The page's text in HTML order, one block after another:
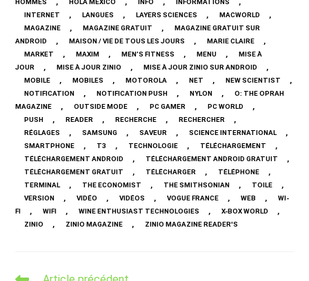
HOMMES HOLA MEXICO INFO INFORMATIONS
INTERNET , LANGUES , LAYERS SCIENCES , MACWORLD ,
MAGAZINE , MAGAZINE GRATUIT ,
MAGAZINE GRATUIT SUR
ANDROID
, MAISON / VIE DE TOUS LES JOURS , MARIE CLAIRE ,
MARKET , MAXIM , MEN’S FITNESS , MENU ,
MISE À
JOUR
, MISE À JOUR ZINIO , MISE À JOUR ZINIO SUR ANDROID ,
MOBILE , MOBILES , MOTOROLA , NET , NEW SCIENTIST ,
NOTIFICATION , NOTIFICATION PUSH , NYLON ,
O: THE OPRAH
MAGAZINE
, OUTSIDE MODE , PC GAMER , PC WORLD ,
PUSH , READER , RECHERCHE , RECHERCHER ,
RÉGLAGES , SAMSUNG , SAVEUR , SCIENCE INTERNATIONAL ,
SMARTPHONE , T3 , TECHNOLOGIE , TÉLÉCHARGEMENT ,
TÉLÉCHARGEMENT ANDROID , TÉLÉCHARGEMENT ANDROID GRATUIT ,
TÉLÉCHARGEMENT GRATUIT , TÉLÉCHARGER , TÉLÉPHONE ,
TERMINAL , THE ECONOMIST , THE SMITHSONIAN , TOILE ,
VERSION , VIDÉO , VIDÉOS , VOGUE FRANCE , WEB ,
WI-
FI
, WIFI , WINE ENTHUSIAST TECHNOLOGIES , X-BOX WORLD ,
ZINIO , ZINIO MAGAZINE , ZINIO MAGAZINE READER'S
Read